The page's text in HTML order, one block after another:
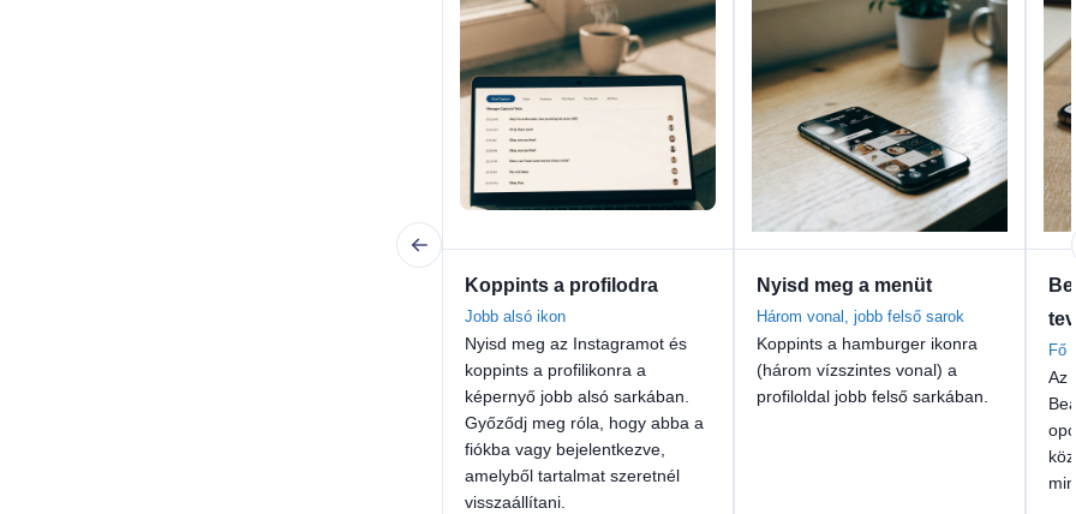
Koppints a profilodra
Jobb alsó ikon
Nyisd meg az Instagramot és
koppints a profilikonra a
képernyő jobb alsó sarkában.
Győződj meg róla, hogy abba a
fiókba vagy bejelentkezve,
amelyből tartalmat szeretnél
visszaállítani.
Nyisd meg a menüt
Három vonal, jobb felső sarok
Koppints a hamburger ikonra
(három vízszintes vonal) a
profiloldal jobb felső sarkában.
Fő
Az